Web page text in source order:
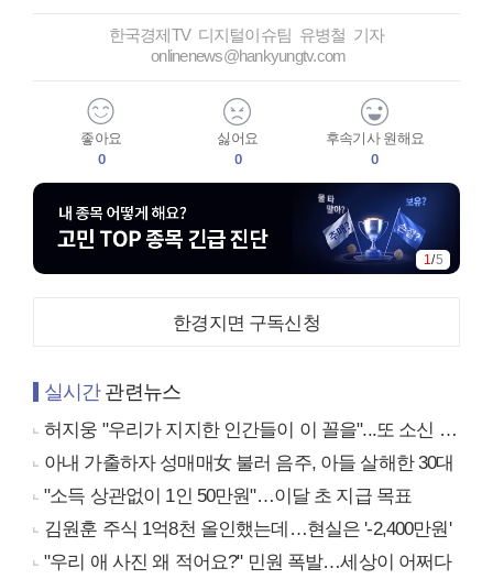
한국경제TV 디지털이슈팀 유병철 기자
onlinenews@hankyungtv.com
좋아요
0
싫어요
0
후속기사 원해요
0
1/5
한경지면 구독신청
실시간관련뉴스
허지웅 "우리가 지지한 인간들이 이 꼴을"...또 소신 발언
아내 가출하자 성매매女 불러 음주, 아들 살해한 30대
"소득 상관없이 1인 50만원"…이달 초 지급 목표
김원훈 주식 1억8천 올인했는데…현실은 '-2,400만원'
"우리 애 사진 왜 적어요?" 민원 폭발…세상이 어쩌다